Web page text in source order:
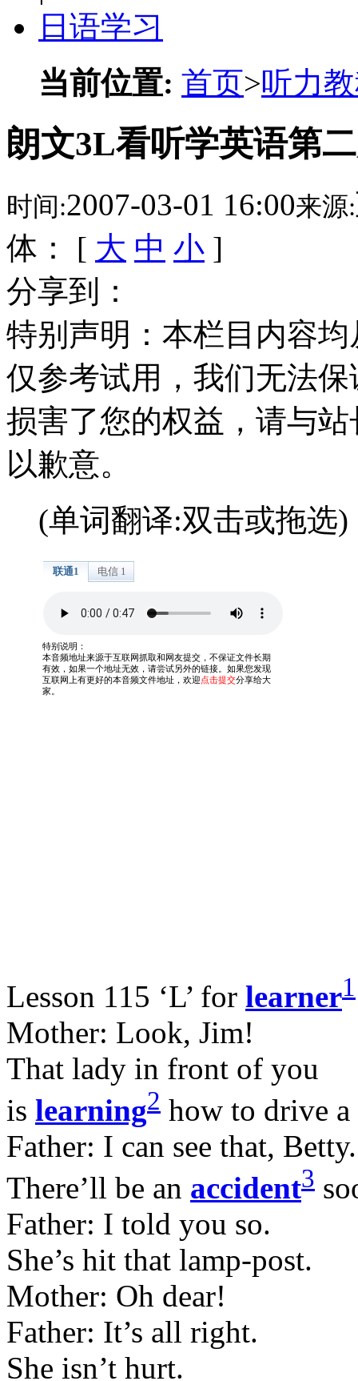
日语学习
当前位置: 首页>听力
朗文3L看听学英语第
时间:2007-03-01 16:00来源:
体： [ 大 中 小 ]
分享到：
特别声明：本栏目内容
仅参考试用，我们无法
损害了您的权益，请与
以歉意。
(单词翻译:双击或拖选)
Lesson 115 ‘L’ for learner1
Mother: Look, Jim!
That lady in front of you
is learning2 how to drive a
Father: I can see that, Betty.
There’ll be an accident3
Father: I told you so.
She’s hit that lamp-post.
Mother: Oh dear!
Father: It’s all right.
She isn’t hurt.